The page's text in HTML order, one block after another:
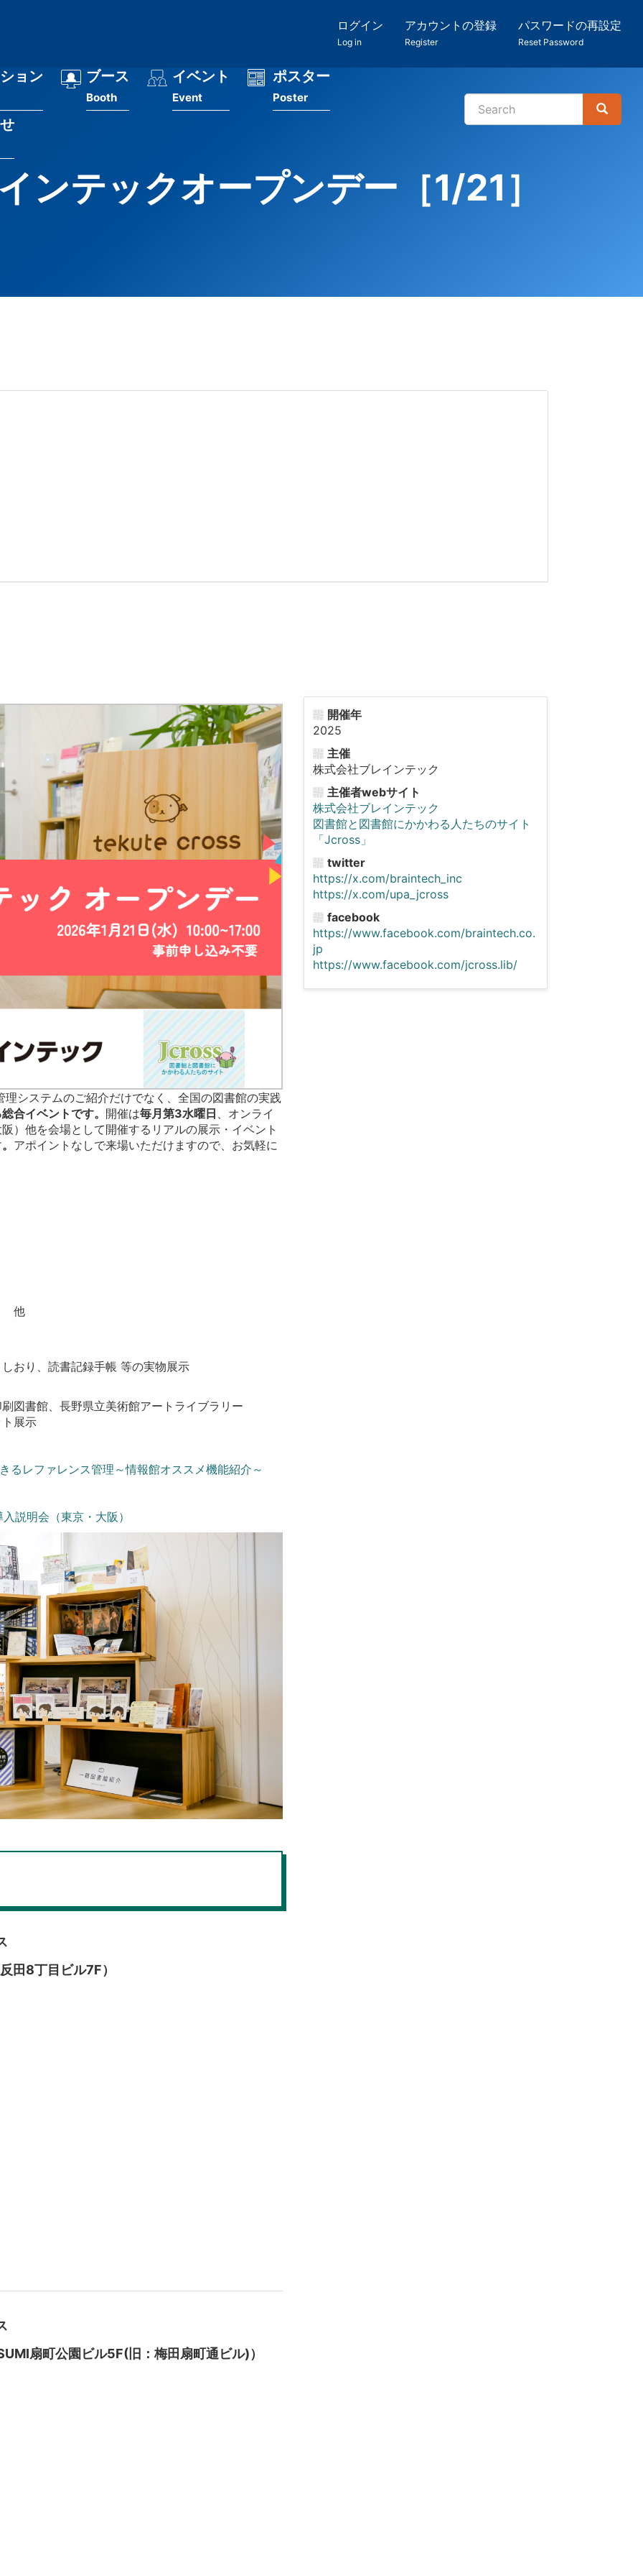
ログイン
Log in
アカウントの登録
Register
パスワードの再設定
Reset Password
ョン ブース
Booth
イベント
Event
ポスター
Poster
検
Search
Search
ンテックオープンデー［1/21］
システムのご紹介だけでなく、全国の図書館の実践
合イベントです。 開催は毎月第3水曜日
、オンライ
）他を会場として開催するリアルの展示・イベント
。 アポイントなしで来場いただけますので、お気軽に
他
おり、読書記録手帳 等の実物展示
図書館、長野県立美術館アートライブラリー
展示
るレファレンス管理～情報館オススメ機能紹介～
説明会（東京・大阪）
8丁目ビル7F）
扇町公園ビル5F(旧：梅田扇町通ビル)）
開催年
2025
主催
株式会社ブレインテック
主催者webサイト
株式会社ブレインテック
図書館と図書館にかかわる人たちのサイト
「Jcross」
twitter
https://x.com/braintech_inc
https://x.com/upa_jcross
facebook
https://www.facebook.com/braintech.co.
jp
https://www.facebook.com/jcross.lib/